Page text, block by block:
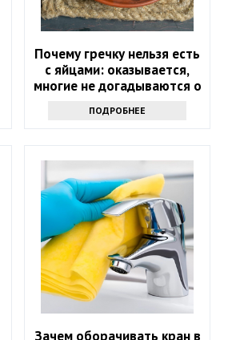
Почему гречку нельзя есть
с яйцами: оказывается,
многие не догадываются о
ПОДРОБНЕЕ
Зачем оборачивать кран в